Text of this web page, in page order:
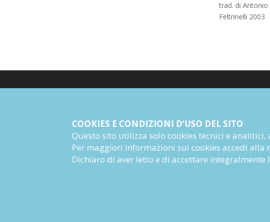
trad. di Antonio
Feltrinelli 2003
PI 04628780969
Informazioni Societarie
COOKIES E CONDIZIONI D'USO DEL SITO
Questo sito utilizza solo cookies tecnici e
Per maggiori informazioni sui cookies accedi alla
Dichiaro di aver letto e di accettare integralmente